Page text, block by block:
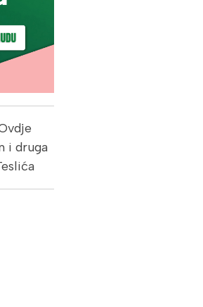
i druga